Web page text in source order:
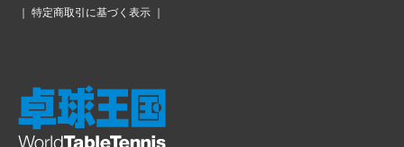
｜ 特定商取引に基づく表示 ｜